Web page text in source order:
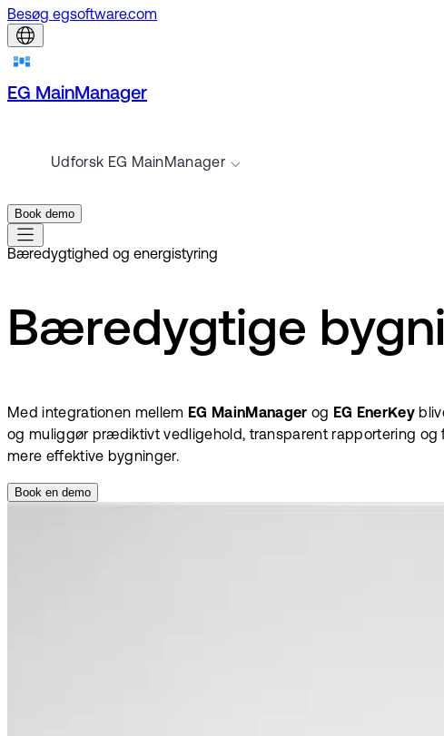
Besøg egsoftware.com
EG MainManager
Udforsk EG MainManager
Book demo
Bæredygtighed og energistyring
Bæredygtige
Med integrationen mellem EG MainManager og EG EnerKey
og muliggør prædiktivt vedligehold, transparent rapportering og
mere effektive bygninger.
Book en demo